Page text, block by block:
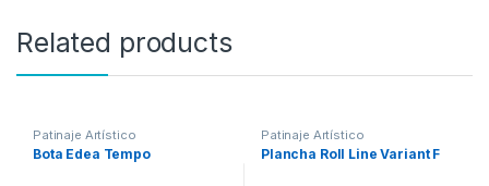
Related products
Patinaje Artístico
Bota Edea Tempo
Patinaje Artístico
Plancha Roll Line Variant F